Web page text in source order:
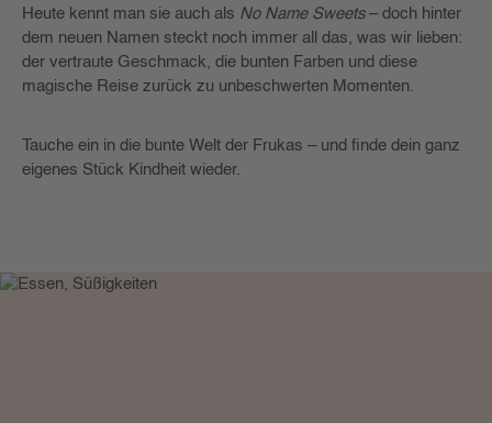
Heute kennt man sie auch als No Name Sweets– doch hinter
dem neuen Namen steckt noch immer all das, was wir lieben:
der vertraute Geschmack, die bunten Farben und diese
magische Reise zurück zu unbeschwerten Momenten.
Tauche ein in die bunte Welt der Frukas – und finde dein ganz
eigenes Stück Kindheit wieder.